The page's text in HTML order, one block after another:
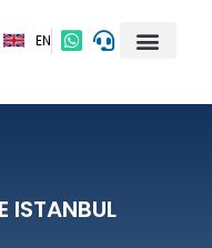
EN
ISTANBUL